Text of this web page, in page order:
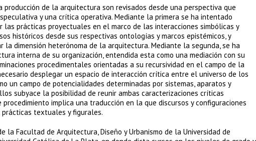
de la arquitectura son revisados desde una perspectiva que
y una crítica operativa. Mediante la primera se ha intentado
prácticas proyectuales en el marco de las interacciones simbólicas y
históricos desde sus respectivas ontologías y marcos epistémicos, y
dimensión heterónoma de la arquitectura. Mediante la segunda, se ha
interna de su organización, entendida esta como una mediación con su
procedimentales orientadas a su recursividad en el campo de la
desplegar un espacio de interacción crítica entre el universo de los
un campo de potencialidades determinadas por sistemas, aparatos y
subyace la posibilidad de reunir ambas caracterizaciones críticas
implica una traducción en la que discursos y configuraciones
textuales y figurales.
Facultad de Arquitectura, Diseño y Urbanismo de la Universidad de